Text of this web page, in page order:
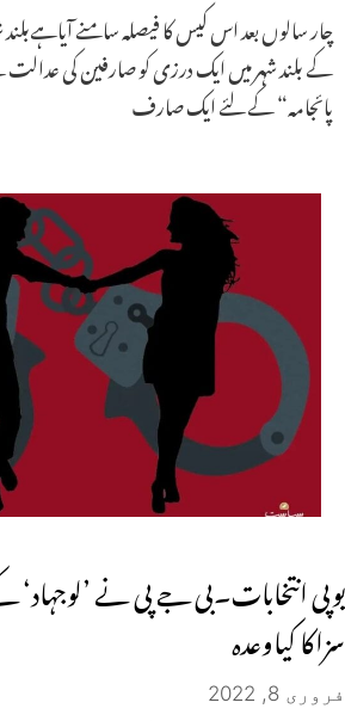
چار سالوں بعد اس کیس کا فیصلہ سامنے
کے بلند شہر میں ایک درزی کو صارفین کی
پائجامہ“ کے لئے ایک صارف
سزاکا کیاوعدہ
فروری 8, 2022